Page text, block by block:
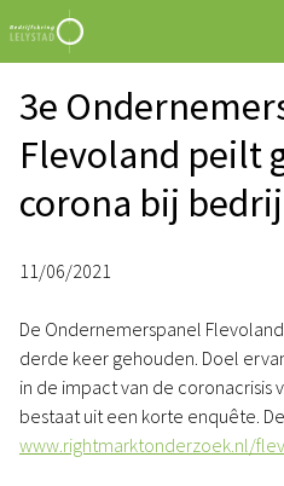
3e
Flevoland peilt
corona bij
11/06/2021
De Ondernemerspanel
derde keer gehouden. Doel
in de impact van de coronacrisis
bestaat uit een korte enquête.
www.rightmarktonderzoek.nl/